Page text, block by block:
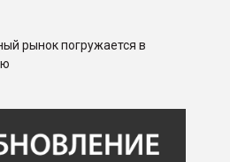
рынок погружается в